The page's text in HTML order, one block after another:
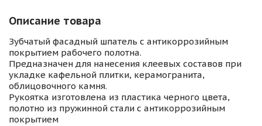
Описание товара
Зубчатый фасадный шпатель с антикоррозийным
покрытием рабочего полотна.
Предназначен для нанесения клеевых составов при
укладке кафельной плитки, керамогранита,
облицовочного камня.
Рукоятка изготовлена из пластика черного цвета,
полотно из пружинной стали с антикоррозийным
покрытием